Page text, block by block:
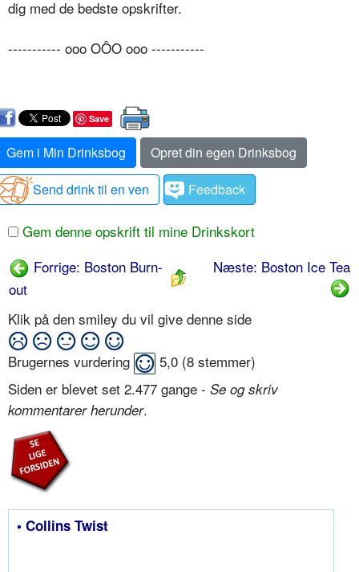
dig med de bedste opskrifter.
----------- ooo OÔO ooo -----------
Save
Gem i Min Drinksbog
Opret din egen Drinksbog
Send drink til en ven
Feedback
Gem denne opskrift til mine Drinkskort
Forrige: Boston Burn-
out
Næste: Boston Ice Tea
Klik på den smiley du vil give denne side
Brugernes vurdering 5,0 (8 stemmer)
Siden er blevet set 2.477 gange - Se og skriv
kommentarer herunder.
• Collins Twist